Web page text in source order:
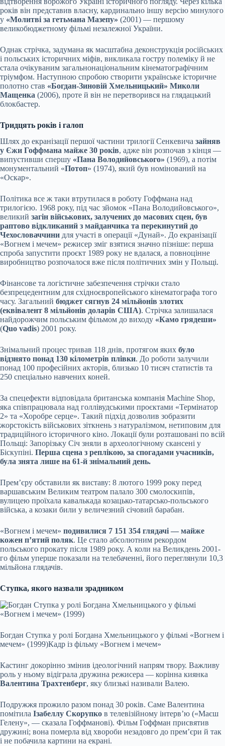
років він представив власну, кардинально іншу версію минулого
у «Молитві за гетьмана Мазепу» (2001) — першому
великобюджетному фільмі незалежної України.
Однак стрічка, задумана як масштабна деконструкція російських
і польських історичних міфів, викликала гостру полеміку й не
стала очікуваним загальнонаціональним кінематографічним
тріумфом. Наступною спробою створити українське історичне
полотно став «Богдан-Зиновій Хмельницький» Миколи
Мащенка (2006), проте й він не перетворився на глядацький
блокбастер.
Тридцять років і галоп
Шлях до екранізації першої частини трилогії Сенкевича зайняв
у Єжи Гоффмана майже 30 років, адже він розпочав з кінця —
випустивши спершу «Пана Володийовського» (1969), а потім
монументальний «Потоп» (1974), який був номінований на
«Оскар».
Політика все ж таки втрутилася в роботу Гоффмана над
трилогією. 1968 року, під час зйомок «Пана Володийовського»,
великий загін військових, залучених до масових сцен, був
раптово відкликаний з майданчика та перекинутий до
Чехословаччини для участі в операції «Дунай». До екранізації
«Вогнем і мечем» режисер зміг взятися значно пізніше: перша
спроба запустити проєкт 1989 року не вдалася, а повноцінне
виробництво розпочалося вже після політичних змін у Польщі.
Фінансове та логістичне забезпечення стрічки стало
безпрецедентним для східноєвропейського кінематографа того
часу. Загальний бюджет сягнув 24 мільйонів злотих
(еквівалент 8 мільйонів доларів США). Стрічка залишалася
найдорожчим польським фільмом до виходу «Камо грядеши»
(Quo vadis) 2001 року.
Знімальний процес тривав 118 днів, протягом яких було
відзнято понад 130 кілометрів плівки. До роботи залучили
понад 100 професійних акторів, близько 10 тисяч статистів та
250 спеціально навчених коней.
За спецефекти відповідала британська компанія Machine Shop,
яка співпрацювала над голлівудськими проєктами «Термінатор
2» та «Хоробре серце». Такий підхід дозволив зобразити
жорстокість військових зіткнень з натуралізмом, нетиповим для
традиційного історичного кіно. Локації були розташовані по всій
Польщі: Запорізьку Січ зняли в археологічному скансені у
Біскупіні. Перша сцена з реплікою, за спогадами учасників,
була знята лише на 61-й знімальний день.
Прем’єру обставили як виставу: 8 лютого 1999 року перед
варшавським Великим театром палало 300 смолоскипів,
вулицею проїхала кавалькада козацько-татарсько-польського
війська, а козаки били у величезний січовий барабан.
«Вогнем і мечем» подивилися 7 151 354 глядачі — майже
кожен п’ятий поляк. Це стало абсолютним рекордом
польського прокату після 1989 року. А коли на Великдень 2001-
го фільм уперше показали на телебаченні, його переглянули 10,3
мільйона глядачів.
Ступка, якого назвали зрадником
Богдан Ступка у ролі Богдана Хмельницького у фільмі «Вогнем і
мечем» (1999)Кадр із фільму «Вогнем і мечем»
Кастинг докорінно змінив ідеологічний напрям твору. Важливу
роль у ньому відіграла дружина режисера — корінна киянка
Валентина Трахтенберг, яку близькі називали Валею.
Подружжя прожило разом понад 30 років. Саме Валентина
помітила Ізабеллу Скорупко в телевізійному інтерв’ю («Маєш
Гелену», — сказала Гоффманові). Фільм Гоффман присвятив
дружині; вона померла від хвороби незадовго до прем’єри й так
і не побачила картини на екрані.